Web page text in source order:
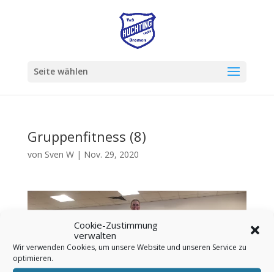
Cookie-Zustimmung
verwalten
Wir verwenden Cookies, um unsere Website und unseren Service zu
optimieren.
Seite wählen
Gruppenfitness (8)
von Sven W| Nov. 29, 2020